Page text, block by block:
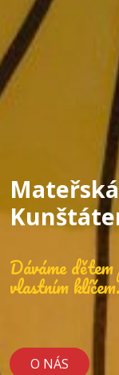
Dáváme
vlastním
O NÁS